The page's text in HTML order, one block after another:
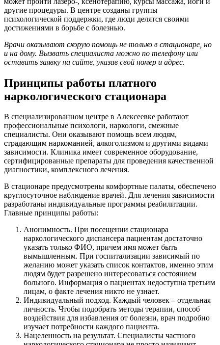
другие процедуры. В центре созданы группы
психологической поддержки, где люди делятся своими
достижениями в борьбе с болезнью.
Врачи оказывают скорую помощь не только в стационаре, но
и на дому. Вызвать специалиста можно по телефону или
оставить заявку на сайте, указав свой номер и адрес.
Принципы работы платного
наркологического стационара
В специализированном центре в Алексеевке работают
профессиональные психологи, наркологи, смежные
специалисты. Они оказывают помощь всем людям,
страдающим наркоманией, алкоголизмом и другими видами
зависимости. Клиника имеет современное оборудование,
сертифицированные препараты для проведения качественной
диагностики, комплексного лечения.
В стационаре предусмотрены комфортные палаты, обеспечено
круглосуточное наблюдение врачей. Для лечения зависимости
разработаны индивидуальные программы реабилитации.
Главные принципы работы:
Анонимность. При посещении стационара
наркологического диспансера пациентам достаточно
указать только ФИО, причем имя может быть
вымышленным. При госпитализации зависимый по
желанию может указать список контактов, именно этим
людям будет разрешено интересоваться состоянием
больного. Информация о пациентах недоступна третьим
лицам, о факте лечения никто не узнает.
Индивидуальный подход. Каждый человек – отдельная
личность. Чтобы подобрать методы терапии, способ
воздействия для избавления от болезни, врач подробно
изучает потребности каждого пациента.
Нацеленность на результат. Специалисты частного